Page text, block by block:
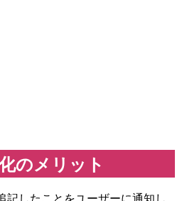
のメリット
記したことをユーザーに通知し